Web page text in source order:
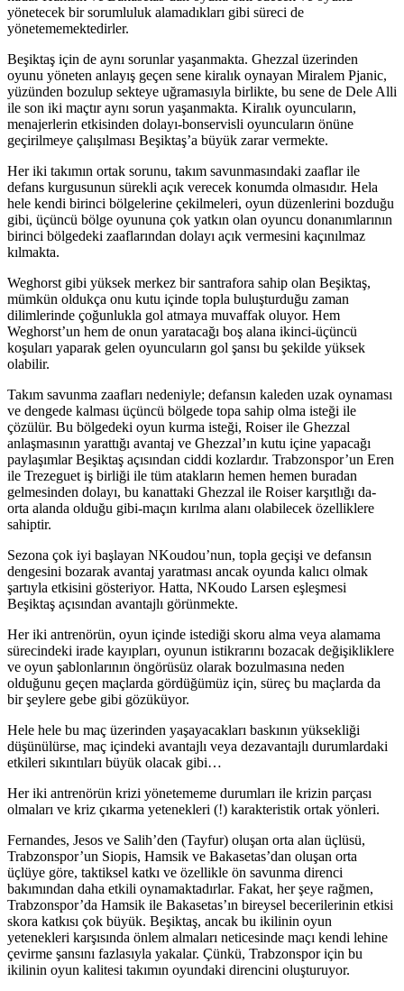
yönetecek bir sorumluluk alamadıkları gibi süreci de
yönetememektedirler.
Beşiktaş için de aynı sorunlar yaşanmakta. Ghezzal üzerinden
oyunu yöneten anlayış geçen sene kiralık oynayan Miralem Pjanic,
yüzünden bozulup sekteye uğramasıyla birlikte, bu sene de Dele Alli
ile son iki maçtır aynı sorun yaşanmakta. Kiralık oyuncuların,
menajerlerin etkisinden dolayı-bonservisli oyuncuların önüne
geçirilmeye çalışılması Beşiktaş’a büyük zarar vermekte.
Her iki takımın ortak sorunu, takım savunmasındaki zaaflar ile
defans kurgusunun sürekli açık verecek konumda olmasıdır. Hela
hele kendi birinci bölgelerine çekilmeleri, oyun düzenlerini bozduğu
gibi, üçüncü bölge oyununa çok yatkın olan oyuncu donanımlarının
birinci bölgedeki zaaflarından dolayı açık vermesini kaçınılmaz
kılmakta.
Weghorst gibi yüksek merkez bir santrafora sahip olan Beşiktaş,
mümkün oldukça onu kutu içinde topla buluşturduğu zaman
dilimlerinde çoğunlukla gol atmaya muvaffak oluyor. Hem
Weghorst’un hem de onun yaratacağı boş alana ikinci-üçüncü
koşuları yaparak gelen oyuncuların gol şansı bu şekilde yüksek
olabilir.
Takım savunma zaafları nedeniyle; defansın kaleden uzak oynaması
ve dengede kalması üçüncü bölgede topa sahip olma isteği ile
çözülür. Bu bölgedeki oyun kurma isteği, Roiser ile Ghezzal
anlaşmasının yarattığı avantaj ve Ghezzal’ın kutu içine yapacağı
paylaşımlar Beşiktaş açısından ciddi kozlardır. Trabzonspor’un Eren
ile Trezeguet iş birliği ile tüm atakların hemen hemen buradan
gelmesinden dolayı, bu kanattaki Ghezzal ile Roiser karşıtlığı da-
orta alanda olduğu gibi-maçın kırılma alanı olabilecek özelliklere
sahiptir.
Sezona çok iyi başlayan NKoudou’nun, topla geçişi ve defansın
dengesini bozarak avantaj yaratması ancak oyunda kalıcı olmak
şartıyla etkisini gösteriyor. Hatta, NKoudo Larsen eşleşmesi
Beşiktaş açısından avantajlı görünmekte.
Her iki antrenörün, oyun içinde istediği skoru alma veya alamama
sürecindeki irade kayıpları, oyunun istikrarını bozacak değişikliklere
ve oyun şablonlarının öngörüsüz olarak bozulmasına neden
olduğunu geçen maçlarda gördüğümüz için, süreç bu maçlarda da
bir şeylere gebe gibi gözüküyor.
Hele hele bu maç üzerinden yaşayacakları baskının yüksekliği
düşünülürse, maç içindeki avantajlı veya dezavantajlı durumlardaki
etkileri sıkıntıları büyük olacak gibi…
Her iki antrenörün krizi yönetememe durumları ile krizin parçası
olmaları ve kriz çıkarma yetenekleri (!) karakteristik ortak yönleri.
Fernandes, Jesos ve Salih’den (Tayfur) oluşan orta alan üçlüsü,
Trabzonspor’un Siopis, Hamsik ve Bakasetas’dan oluşan orta
üçlüye göre, taktiksel katkı ve özellikle ön savunma direnci
bakımından daha etkili oynamaktadırlar. Fakat, her şeye rağmen,
Trabzonspor’da Hamsik ile Bakasetas’ın bireysel becerilerinin etkisi
skora katkısı çok büyük. Beşiktaş, ancak bu ikilinin oyun
yetenekleri karşısında önlem almaları neticesinde maçı kendi lehine
çevirme şansını fazlasıyla yakalar. Çünkü, Trabzonspor için bu
ikilinin oyun kalitesi takımın oyundaki direncini oluşturuyor.